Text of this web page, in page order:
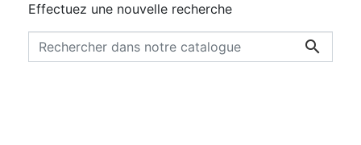
Effectuez une nouvelle recherche
